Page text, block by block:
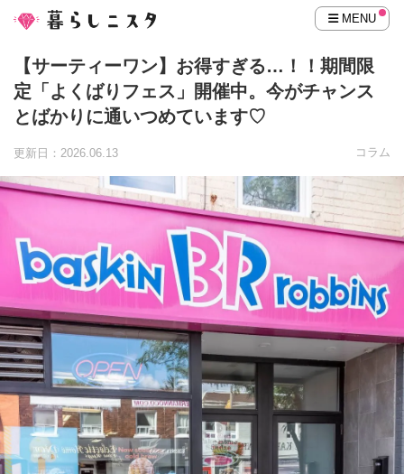
MENU
【サーティーワン】お得すぎる…！！期間限
定「よくばりフェス」開催中。今がチャンス
とばかりに通いつめています♡
更新日：2026.06.13 コラム